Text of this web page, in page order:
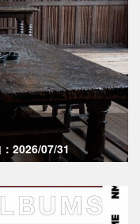
2026/07/31